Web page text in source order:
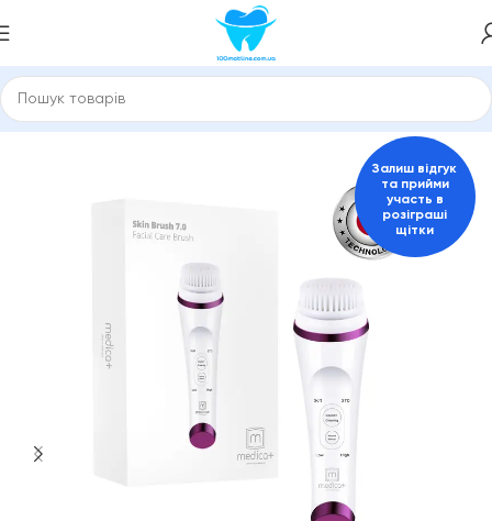
Головна Догляд за шкірою Щітки для обличчя
Залиш відгук
та прийми
участь в
розіграші
щітки